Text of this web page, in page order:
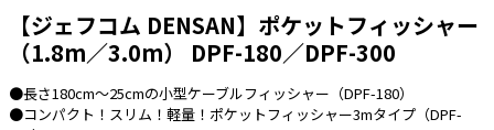
ボックス・ビニル電線管付属品・引き込
みカバー
工具関連
EV充電設備工事関連
【ジェフコム DENSAN】ポケットフィッシャー
（1.8m／3.0m） DPF-180／DPF-300
●長さ180cm～25cmの小型ケーブルフィッシャー（DPF-180）
●コンパクト！スリム！軽量！ポケットフィッシャー3mタイプ（DPF-